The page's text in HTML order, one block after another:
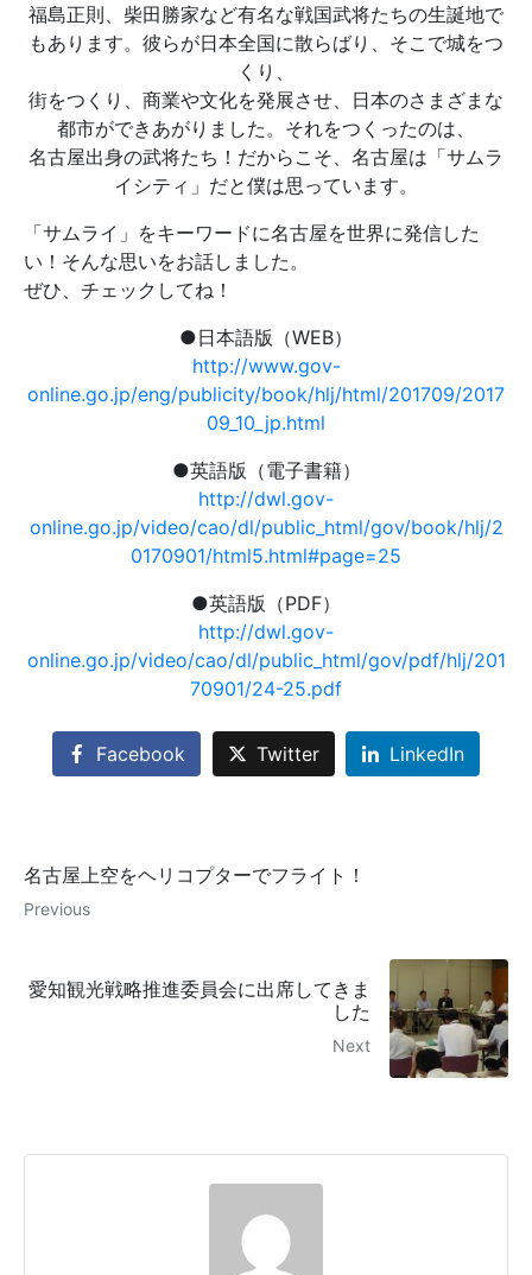
福島正則、柴田勝家など有名な戦国武将たちの生誕地で
もあります。彼らが日本全国に散らばり、そこで城をつ
くり、
街をつくり、商業や文化を発展させ、日本のさまざまな
都市ができあがりました。それをつくったのは、
名古屋出身の武将たち！だからこそ、名古屋は「サムラ
イシティ」だと僕は思っています。
「サムライ」をキーワードに名古屋を世界に発信した
い！そんな思いをお話しました。
ぜひ、チェックしてね！
●日本語版（WEB）
http://www.gov-
online.go.jp/eng/publicity/book/hlj/html/201709/2017
09_10_jp.html
●英語版（電子書籍）
http://dwl.gov-
online.go.jp/video/cao/dl/public_html/gov/book/hlj/2
0170901/html5.html#page=25
●英語版（PDF）
http://dwl.gov-
online.go.jp/video/cao/dl/public_html/gov/pdf/hlj/201
70901/24-25.pdf
Facebook Twitter LinkedIn
名古屋上空をヘリコプターでフライト！
Previous
愛知観光戦略推進委員会に出席してきま
した
Next